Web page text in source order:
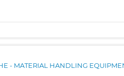
- MATERIAL HANDLING